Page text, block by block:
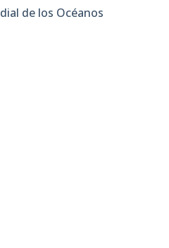
de los Océanos